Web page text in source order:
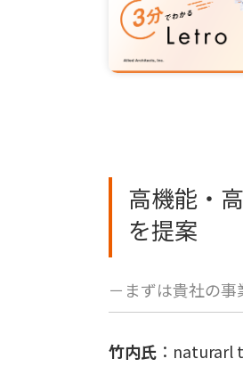
高機能・
を提案
－まずは貴社の事
竹内氏 ：naturarl